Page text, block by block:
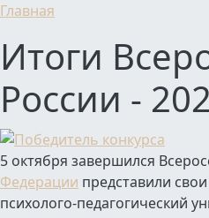
Главная
Итоги
России -
5 октября завершился
Федерации представили
психолого-педагогический